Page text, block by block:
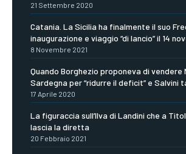
21 Settembre 2020
Catania. La Sicilia ha finalmente il suo
inaugurazione e viaggio “di lancio” il 14
8 Novembre 2021
Quando Borghezio proponeva di vendere
Sardegna per “ridurre il deficit” e Salvini
17 Aprile 2020
La figuraccia sull’Ilva di Landini che a
lascia la diretta
20 Febbraio 2021